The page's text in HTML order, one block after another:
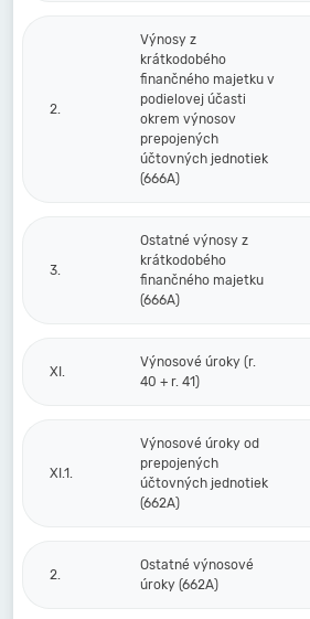
2.
Výnosy z
krátkodobého
finančného majetku v
podielovej účasti
okrem výnosov
prepojených
účtovných jednotiek
(666A)
3.
Ostatné výnosy z
krátkodobého
finančného majetku
(666A)
XI.
Výnosové úroky (r.
40 + r. 41)
XI.1.
Výnosové úroky od
prepojených
účtovných jednotiek
(662A)
2.
Ostatné výnosové
úroky (662A)